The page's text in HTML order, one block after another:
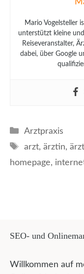
Mario Vogelsteller
unterstützt kleine
Reiseveranstalter,
dabei, über Google
Kategorien
Arztpraxis
Schlagwörter
arzt, ärztin,
homepage,
SEO- und
Willkommen auf